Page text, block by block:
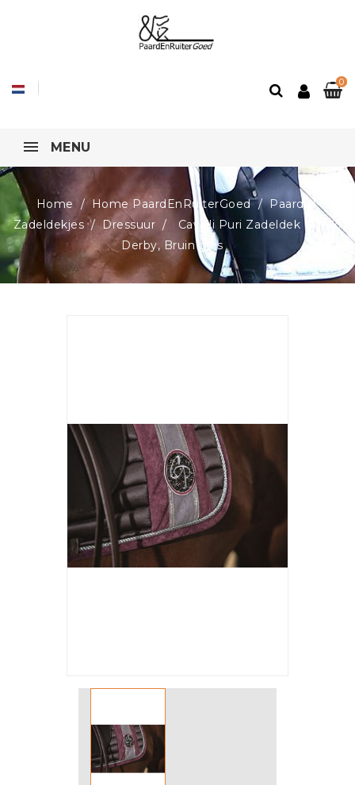
0
MENU
Home Home PaardEnRuiterGoed
Paard
Zadeldekjes
Dressuur
Cavalli Puri Zadeldek Odello
Derby, Bruin grijs